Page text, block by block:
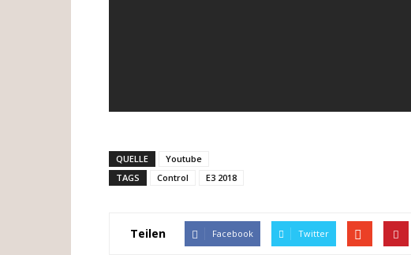
QUELLE
Youtube
TAGS
Control E3 2018
Teilen Facebook Twitter